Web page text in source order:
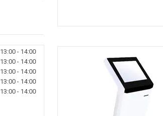
13:00
14:00
13:00
14:00
13:00
14:00
13:00
14:00
13:00
14:00